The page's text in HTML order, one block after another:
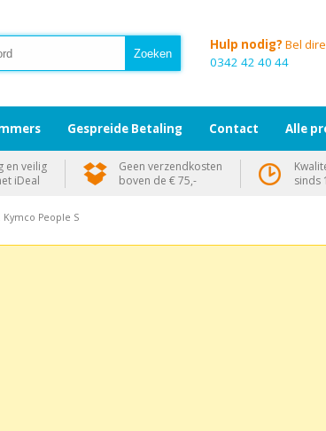
Hulp nodig? Bel
0342 42 40 44
Kymco People S
Gespreide Betaling Contact Alle
en veilig
iDeal
Geen verzendkosten
boven de € 75,-
sinds